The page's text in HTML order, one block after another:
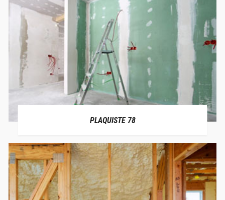
PLAQUISTE 78